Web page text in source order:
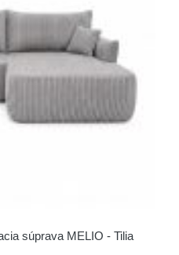
súprava MELIO - Tilia